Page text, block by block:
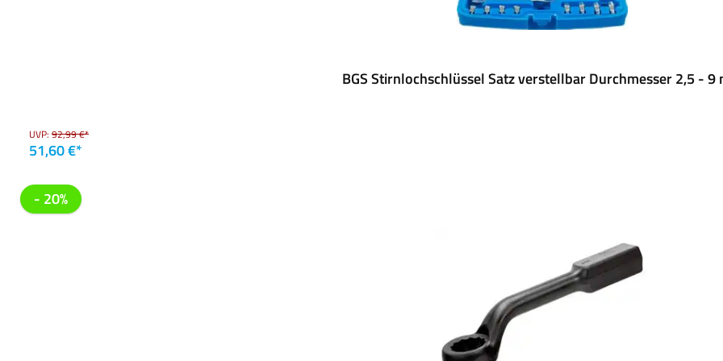
BGS Stirnlochschlüssel Satz verstellbar Durchmesser 2,5 - 9
UVP: 92,99 €*
51,60 €*
- 20%